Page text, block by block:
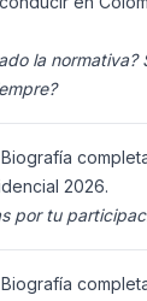
la normativa?
2026.
por tu